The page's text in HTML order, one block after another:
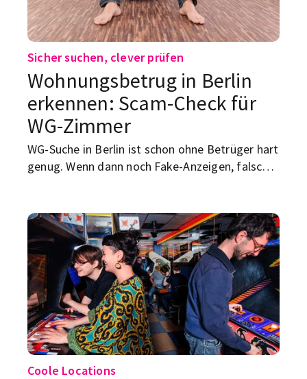
Sicher suchen, clever prüfen
Wohnungsbetrug in Berlin
erkennen: Scam-Check für
WG-Zimmer
WG-Suche in Berlin ist schon ohne Betrüger hart
genug. Wenn dann noch Fake-Anzeigen, falsche
Wohnungssuche schnell ein teurer Fehler. Dieser
Scam-Check hilft dir, bevor du Geld, Ausweis
oder Nerven verlierst.
Coole Locations